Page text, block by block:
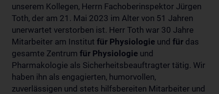
unserem Kollegen, Herrn Fachoberinspektor Jürgen
Toth, der am 21. Mai 2023 im Alter von 51 Jahren
unerwartet verstorben ist. Herr Toth war 30 Jahre
Mitarbeiter am Institut für Physiologie und für das
gesamte Zentrum für Physiologie und
Pharmakologie als Sicherheitsbeauftragter tätig. Wir
haben ihn als engagierten, humorvollen,
zuverlässigen und stets hilfsbereiten Mitarbeiter und